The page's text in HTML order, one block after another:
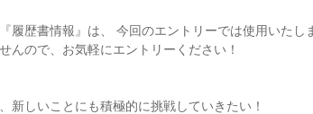
履歴書情報』は、 今回のエントリーでは使用いたし
んので、お気軽にエントリーください！
しいことにも積極的に挑戦していきたい！